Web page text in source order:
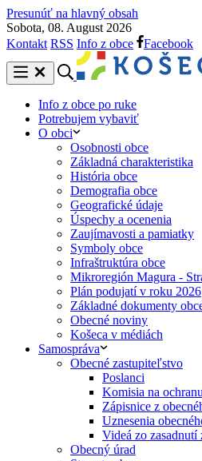
Presunúť na hlavný obsah
Sobota, 08. August 2026
Kontakt RSS Info z obce Facebook
Info z obce po ruke
Potrebujem vybaviť
O obci
Osobnosti obce
Základná charakteristika
História obce
Demografia obce
Geografické údaje
Úspechy a ocenenia
Zaujímavosti a pamiatky
Symboly obce
Infraštruktúra obce
Mikroregión Magura -
Plán podujatí v roku 2026
Základné dokumenty
Obecné noviny
Košeca v médiách
Samospráva
Obecné zastupiteľstvo
Poslanci
Komisia na
Zápisnice z
Uznesenia
Videá zo zasadnutí
Obecný úrad